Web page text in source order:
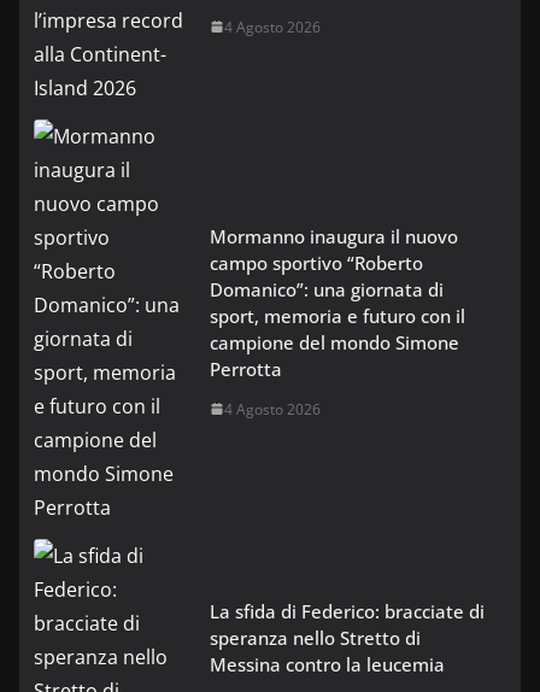
4 Agosto 2026
Mormanno inaugura il nuovo
campo sportivo “Roberto
Domanico”: una giornata di
sport, memoria e futuro con il
campione del mondo Simone
Perrotta
4 Agosto 2026
La sfida di Federico: bracciate di
speranza nello Stretto di
Messina contro la leucemia